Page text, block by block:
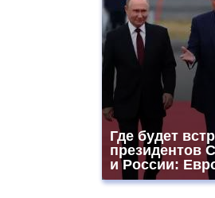
Где будет
президентов
и России: